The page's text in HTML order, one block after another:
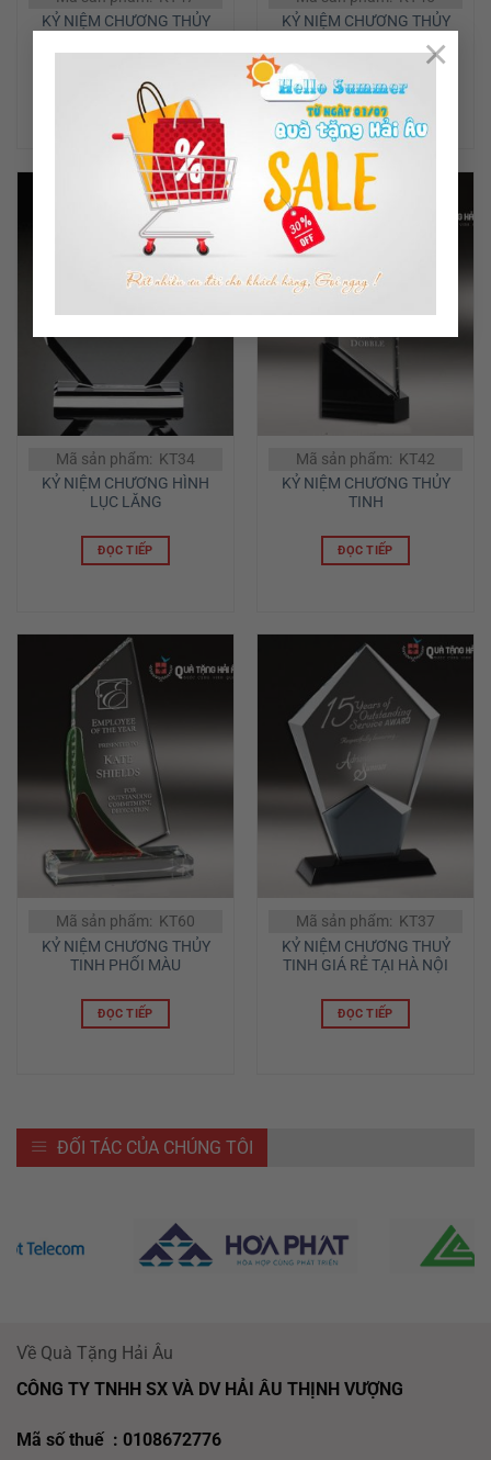
×
KỶ NIỆM CHƯƠNG THỦY
ĐỌC TIẾP
KỶ NIỆM CHƯƠNG THỦY
ĐỌC TIẾP
Mã sản phẩm: KT34
KỶ NIỆM CHƯƠNG HÌNH
LỤC LĂNG
ĐỌC TIẾP
Mã sản phẩm: KT42
KỶ NIỆM CHƯƠNG THỦY
TINH
ĐỌC TIẾP
Mã sản phẩm: KT60
KỶ NIỆM CHƯƠNG THỦY
TINH PHỐI MÀU
ĐỌC TIẾP
Mã sản phẩm: KT37
KỶ NIỆM CHƯƠNG THUỶ
TINH GIÁ RẺ TẠI HÀ NỘI
ĐỌC TIẾP
ĐỐI TÁC CỦA CHÚNG TÔI
Về Quà Tặng Hải Âu
CÔNG TY TNHH SX VÀ DV HẢI ÂU THỊNH VƯỢNG
Mã số thuế : 0108672776